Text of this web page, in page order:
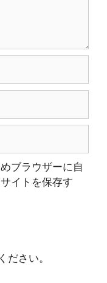
ブラウザーに自
イトを保存す
ださい。